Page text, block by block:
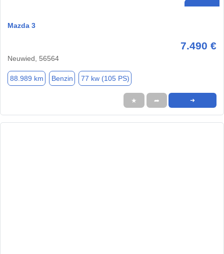
Mazda 3
7.490 €
Neuwied, 56564
88.989 km Benzin 77 kw (105 PS)
★ ➦ ➜